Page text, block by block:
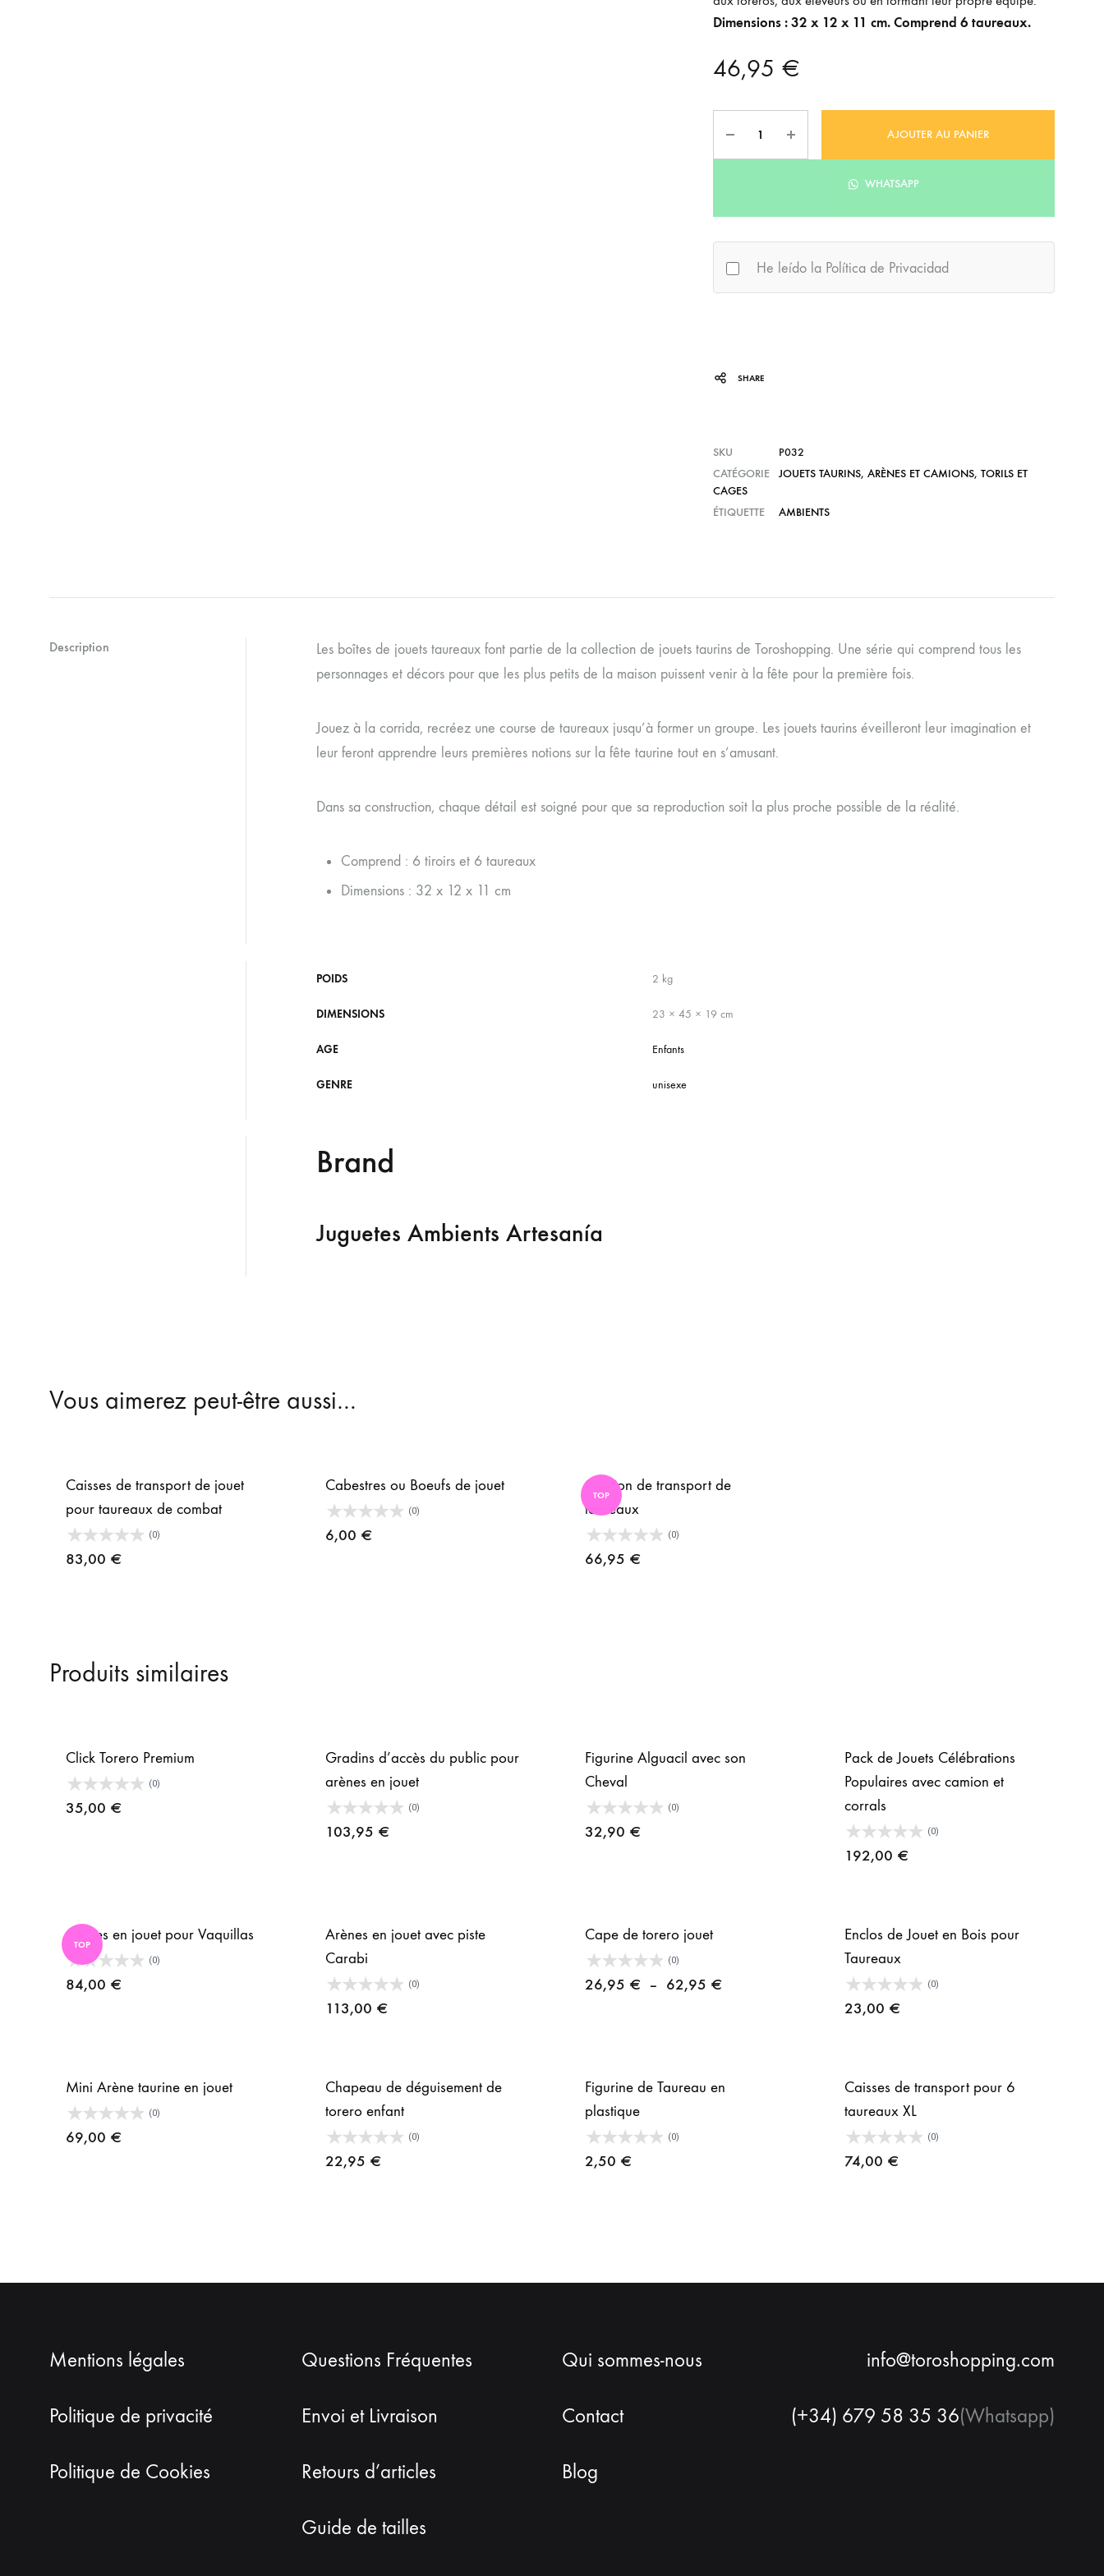
Dimensions : 32 x 12 x 11 cm. Comprend 6 taureaux.
46,95 €
AJOUTER AU PANIER
WHATSAPP
He leído la Política de Privacidad
SHARE
SKU
P032
CATÉGORIE
JOUETS TAURINS, ARÈNES ET CAMIONS, TORILS ET
CAGES
ÉTIQUETTE
AMBIENTS
Description
Les boîtes de jouets taureaux font partie de la collection de jouets taurins de Toroshopping. Une série qui comprend tous les
personnages et décors pour que les plus petits de la maison puissent venir à la fête pour la première fois.
Jouez à la corrida, recréez une course de taureaux jusqu’à former un groupe. Les jouets taurins éveilleront leur imagination et
leur feront apprendre leurs premières notions sur la fête taurine tout en s’amusant.
Dans sa construction, chaque détail est soigné pour que sa reproduction soit la plus proche possible de la réalité.
Comprend : 6 tiroirs et 6 taureaux
Dimensions : 32 x 12 x 11 cm
POIDS 2 kg
DIMENSIONS 23 × 45 × 19 cm
AGE Enfants
GENRE unisexe
Brand
Juguetes Ambients Artesanía
Vous aimerez peut-être aussi…
Caisses de transport de jouet
pour taureaux de combat
(0)
83,00 €
Cabestres ou Boeufs de jouet
(0)
6,00 €
TOP
Camion de transport de
taureaux
(0)
66,95 €
Produits similaires
Click Torero Premium
(0)
35,00 €
Gradins d’accès du public pour
arènes en jouet
(0)
103,95 €
Figurine Alguacil avec son
Cheval
(0)
32,90 €
Pack de Jouets Célébrations
Populaires avec camion et
corrals
(0)
192,00 €
TOP
Arènes en jouet pour Vaquillas
(0)
84,00 €
Arènes en jouet avec piste
Carabi
(0)
113,00 €
Cape de torero jouet
(0)
26,95 € – 62,95 €Plage
Enclos de Jouet en Bois pour
Taureaux
(0)
23,00 €
Mini Arène taurine en jouet
(0)
69,00 €
Chapeau de déguisement de
torero enfant
(0)
22,95 €
Figurine de Taureau en
plastique
(0)
2,50 €
Caisses de transport pour 6
taureaux XL
(0)
74,00 €
Mentions légales
Politique de privacité
Politique de Cookies
Questions Fréquentes
Envoi et Livraison
Retours d’articles
Guide de tailles
Qui sommes-nous
Contact
Blog
info@toroshopping.com
(+34) 679 58 35 36(Whatsapp)